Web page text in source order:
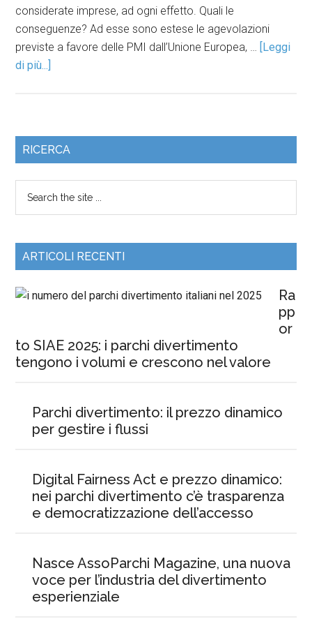
considerate imprese, ad ogni effetto. Quali le
conseguenze? Ad esse sono estese le agevolazioni
previste a favore delle PMI dall’Unione Europea, … [Leggi
di più...]
RICERCA
ARTICOLI RECENTI
Ra
pp
or
to SIAE 2025: i parchi divertimento
tengono i volumi e crescono nel valore
Parchi divertimento: il prezzo dinamico
per gestire i flussi
Digital Fairness Act e prezzo dinamico:
nei parchi divertimento c’è trasparenza
e democratizzazione dell’accesso
Nasce AssoParchi Magazine, una nuova
voce per l’industria del divertimento
esperienziale